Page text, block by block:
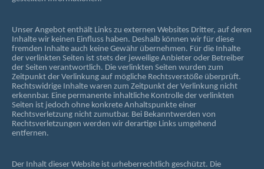
Unser Angebot enthält Links zu externen Websites Dritter, auf deren
Inhalte wir keinen Einfluss haben. Deshalb können wir für diese
fremden Inhalte auch keine Gewähr übernehmen. Für die Inhalte
der verlinkten Seiten ist stets der jeweilige Anbieter oder Betreiber
der Seiten verantwortlich. Die verlinkten Seiten wurden zum
Zeitpunkt der Verlinkung auf mögliche Rechtsverstöße überprüft.
Rechtswidrige Inhalte waren zum Zeitpunkt der Verlinkung nicht
erkennbar. Eine permanente inhaltliche Kontrolle der verlinkten
Seiten ist jedoch ohne konkrete Anhaltspunkte einer
Rechtsverletzung nicht zumutbar. Bei Bekanntwerden von
Rechtsverletzungen werden wir derartige Links umgehend
entfernen.
Der Inhalt dieser Website ist urheberrechtlich geschützt. Die